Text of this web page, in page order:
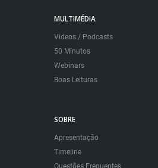
MULTIMÉDIA
Videos / Podcasts
50 Minutos
Webinars
Boas Leituras
SOBRE
Apresentação
Timeline
Questões Frequentes